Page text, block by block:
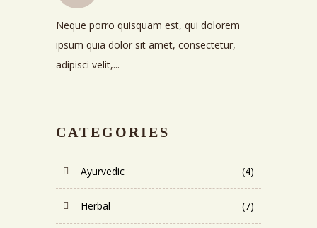
Neque porro quisquam est, qui dolorem
ipsum quia dolor sit amet, consectetur,
adipisci velit,...
CATEGORIES
Ayurvedic (4)
Herbal (7)